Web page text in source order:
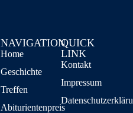
NAVIGATION
Home
Geschichte
Treffen
Abiturientenpreis
QUICK
LINK
Kontakt
Impressum